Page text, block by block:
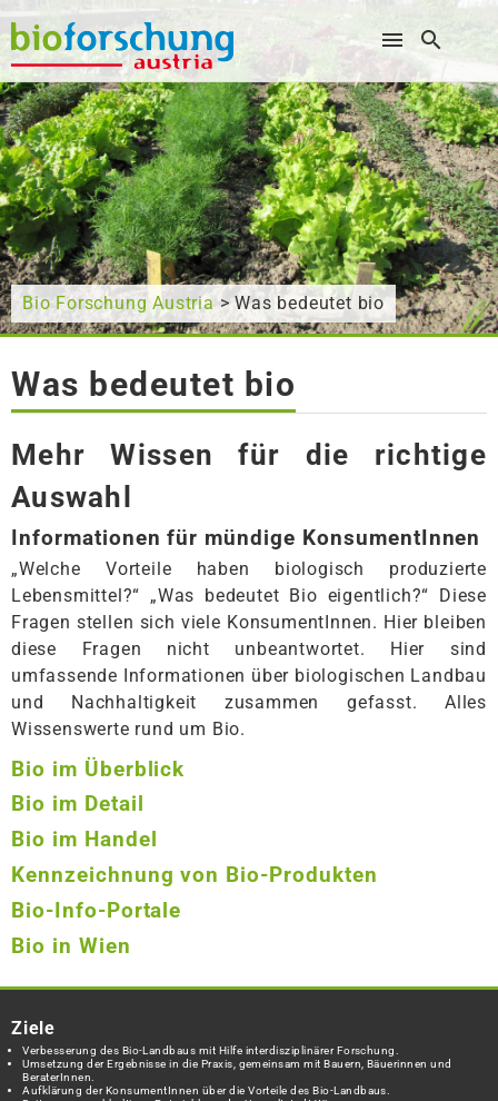
Wonach suchen Sie?
Bio Forschung Austria > Was bedeutet bio
Was bedeutet bio
Mehr Wissen für die richtige
Auswahl
Informationen für mündige KonsumentInnen
„Welche Vorteile haben biologisch produzierte
Lebensmittel?“ „Was bedeutet Bio eigentlich?“ Diese
Fragen stellen sich viele KonsumentInnen. Hier bleiben
diese Fragen nicht unbeantwortet. Hier sind
umfassende Informationen über biologischen Landbau
und Nachhaltigkeit zusammen gefasst. Alles
Wissenswerte rund um Bio.
Bio im Überblick
Bio im Detail
Bio im Handel
Kennzeichnung von Bio-Produkten
Bio-Info-Portale
Bio in Wien
Ziele
Verbesserung des Bio-Landbaus mit Hilfe interdisziplinärer Forschung.
Umsetzung der Ergebnisse in die Praxis, gemeinsam mit Bauern, Bäuerinnen und
BeraterInnen.
Aufklärung der KonsumentInnen über die Vorteile des Bio-Landbaus.